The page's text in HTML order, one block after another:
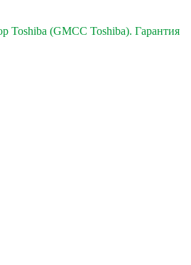
Toshiba (GMCC Toshiba). Гарантия